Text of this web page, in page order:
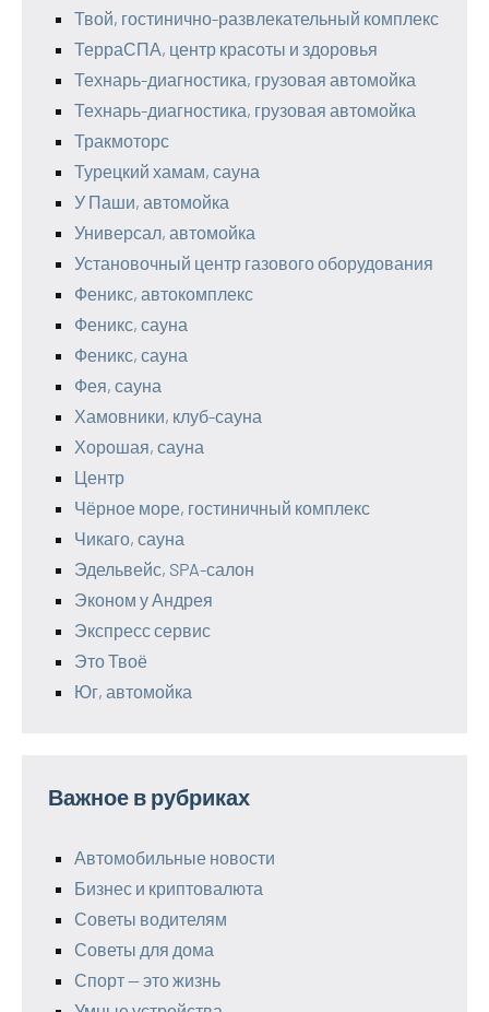
Твой, гостинично-развлекательный комплекс
ТерраСПА, центр красоты и здоровья
Технарь-диагностика, грузовая автомойка
Технарь-диагностика, грузовая автомойка
Тракмоторс
Турецкий хамам, сауна
У Паши, автомойка
Универсал, автомойка
Установочный центр газового оборудования
Феникс, автокомплекс
Феникс, сауна
Феникс, сауна
Фея, сауна
Хамовники, клуб-сауна
Хорошая, сауна
Центр
Чёрное море, гостиничный комплекс
Чикаго, сауна
Эдельвейс, SPA-салон
Эконом у Андрея
Экспресс сервис
Это Твоё
Юг, автомойка
Важное в рубриках
Автомобильные новости
Бизнес и криптовалюта
Советы водителям
Советы для дома
Спорт — это жизнь